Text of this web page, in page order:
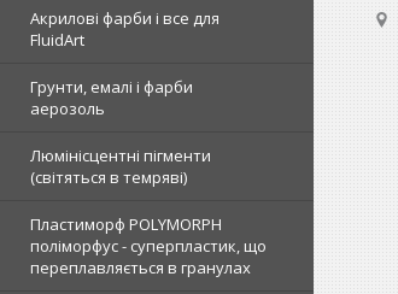
Акрилові фарби і все для
FluidArt
Грунти, емалі і фарби
аерозоль
Люмінісцентні пігменти
(світяться в темряві)
Пластиморф POLYMORPH
поліморфус - суперпластик, що
переплавляється в гранулах